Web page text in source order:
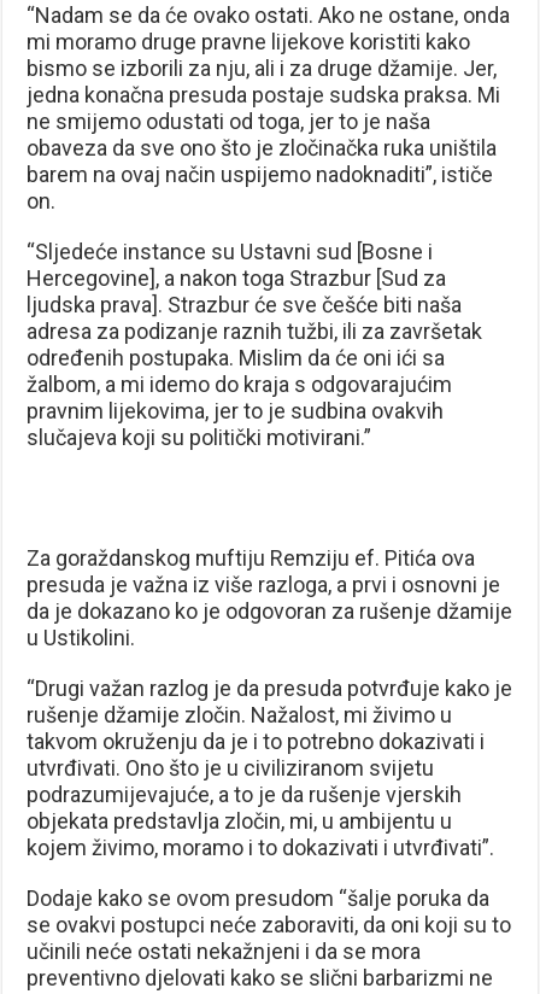
“Nadam se da će ovako ostati. Ako ne ostane, onda
mi moramo druge pravne lijekove koristiti kako
bismo se izborili za nju, ali i za druge džamije. Jer,
jedna konačna presuda postaje sudska praksa. Mi
ne smijemo odustati od toga, jer to je naša
obaveza da sve ono što je zločinačka ruka uništila
barem na ovaj način uspijemo nadoknaditi”, ističe
on.
“Sljedeće instance su Ustavni sud [Bosne i
Hercegovine], a nakon toga Strazbur [Sud za
ljudska prava]. Strazbur će sve češće biti naša
adresa za podizanje raznih tužbi, ili za završetak
određenih postupaka. Mislim da će oni ići sa
žalbom, a mi idemo do kraja s odgovarajućim
pravnim lijekovima, jer to je sudbina ovakvih
slučajeva koji su politički motivirani.”
Za goraždanskog muftiju Remziju ef. Pitića ova
presuda je važna iz više razloga, a prvi i osnovni je
da je dokazano ko je odgovoran za rušenje džamije
u Ustikolini.
“Drugi važan razlog je da presuda potvrđuje kako je
rušenje džamije zločin. Nažalost, mi živimo u
takvom okruženju da je i to potrebno dokazivati i
utvrđivati. Ono što je u civiliziranom svijetu
podrazumijevajuće, a to je da rušenje vjerskih
objekata predstavlja zločin, mi, u ambijentu u
kojem živimo, moramo i to dokazivati i utvrđivati”.
Dodaje kako se ovom presudom “šalje poruka da
se ovakvi postupci neće zaboraviti, da oni koji su to
učinili neće ostati nekažnjeni i da se mora
preventivno djelovati kako se slični barbarizmi ne